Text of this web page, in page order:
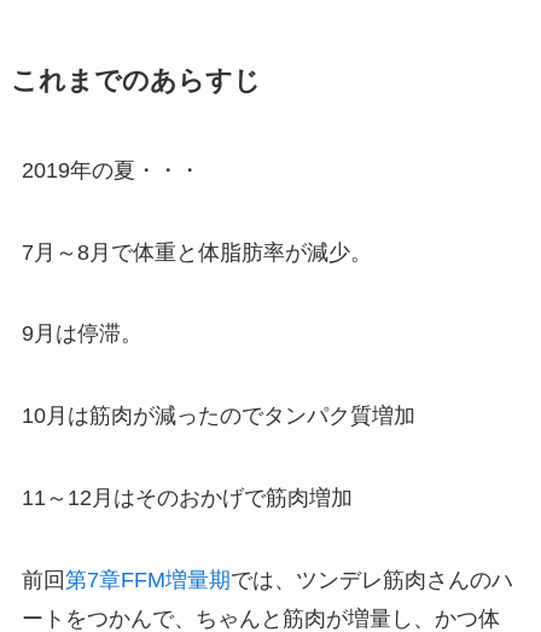
これまでのあらすじ
2019年の夏・・・
7月～8月で体重と体脂肪率が減少。
9月は停滞。
10月は筋肉が減ったのでタンパク質増加
11～12月はそのおかげで筋肉増加
前回第7章FFM増量期では、ツンデレ筋肉さんのハ
ートをつかんで、ちゃんと筋肉が増量し、かつ体